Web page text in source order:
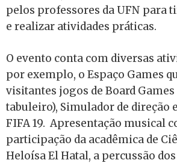
pelos professores da UFN para
e realizar atividades práticas.
O evento conta com diversas
por exemplo, o Espaço Games
visitantes jogos de Board
tabuleiro), Simulador de direção
FIFA 19. Apresentação musical
participação da acadêmica de
Heloísa El Hatal, a percussão